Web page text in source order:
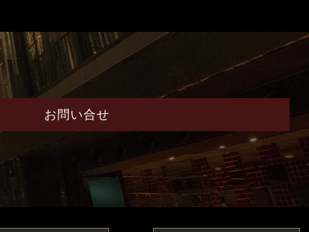
お問い合せ